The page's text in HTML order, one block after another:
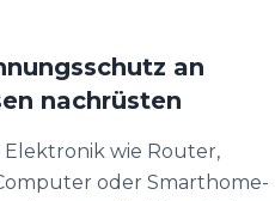
an
nachrüsten
Elektronik wie Router,
oder Smarthome-